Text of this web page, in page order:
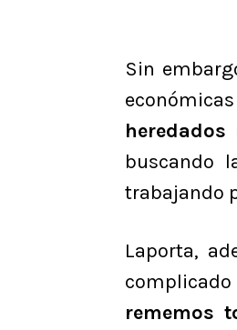
Sin
buscando
trabajando
Laporta,
rememos